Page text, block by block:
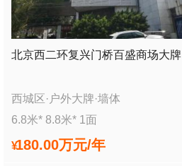
北京西二环复兴门桥百盛商场大牌
西城区· 户外大牌·墙体
6.8米* 8.8米* 1 面
¥180.00万元/年